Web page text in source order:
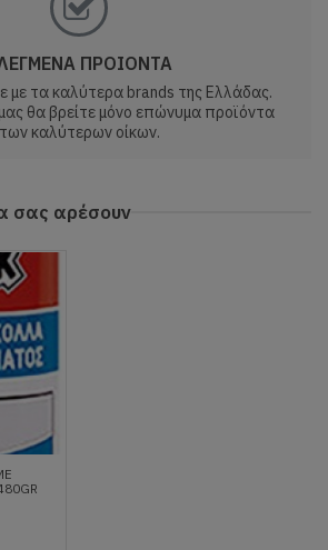
ΠΡΟΙΟΝΤΑ
με τα καλύτερα brands της Ελλάδας.
θα βρείτε μόνο επώνυμα προϊόντα
των καλύτερων οίκων.
σας αρέσουν